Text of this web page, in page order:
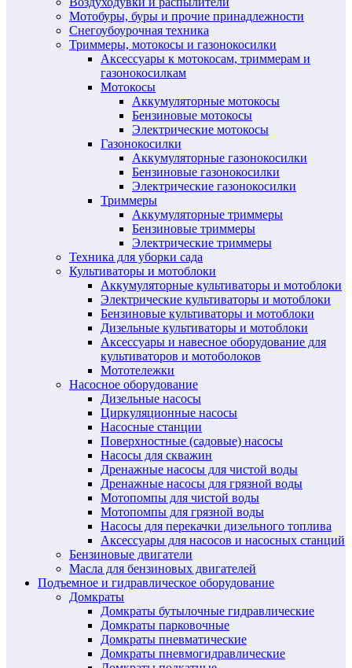
Мотобуры, буры и прочие принадлежности
Снегоубоурочная техника
Триммеры, мотокосы и газонокосилки
Аксессуары к мотокосам, триммерам и
газонокосилкам
Мотокосы
Аккумуляторные мотокосы
Бензиновые мотокосы
Электрические мотокосы
Газонокосилки
Аккумуляторные газонокосилки
Бензиновые газонокосилки
Электрические газонокосилки
Триммеры
Аккумуляторные триммеры
Бензиновые триммеры
Электрические триммеры
Техника для уборки сада
Культиваторы и мотоблоки
Аккумуляторные культиваторы и мотоблоки
Электрические культиваторы и мотоблоки
Бензиновые культиваторы и мотоблоки
Дизельные культиваторы и мотоблоки
Аксессуары и навесное оборудование для
культиваторов и мотоболоков
Мототележки
Насосное оборудование
Дизельные насосы
Циркуляционные насосы
Насосные станции
Поверхностные (садовые) насосы
Насосы для скважин
Дренажные насосы для чистой воды
Дренажные насосы для грязной воды
Мотопомпы для чистой воды
Мотопомпы для грязной воды
Насосы для перекачки дизельного топлива
Аксессуары для насосов и насосных станций
Бензиновые двигатели
Масла для бензиновых двигателей
Подъемное и гидравлическое оборудование
Домкраты
Домкраты бутылочные гидравлические
Домкраты парковочные
Домкраты пневматические
Домкраты пневмогидравлические